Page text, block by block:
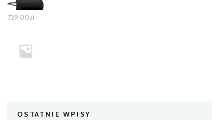
729,00zł
OSTATNIE WPISY